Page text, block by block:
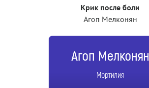
Крик после боли
Агоп Мелконян
Агоп Мелконян
Мортилия